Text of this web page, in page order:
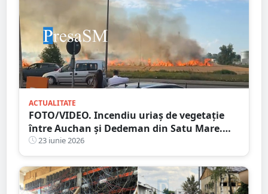
ACTUALITATE
FOTO/VIDEO. Incendiu uriaș de vegetație
între Auchan și Dedeman din Satu Mare.
Flăcările amenință complexul comercial
23 iunie 2026